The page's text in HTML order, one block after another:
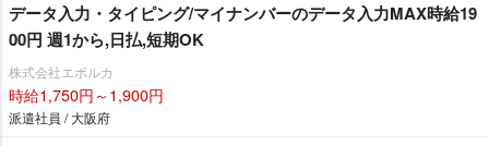
データ入力・タイピング/マイナンバーのデータ入力MAX時給19
00円 週1から,日払,短期OK
株式会社エボルカ
時給1,750円～1,900円
派遣社員 / 大阪府